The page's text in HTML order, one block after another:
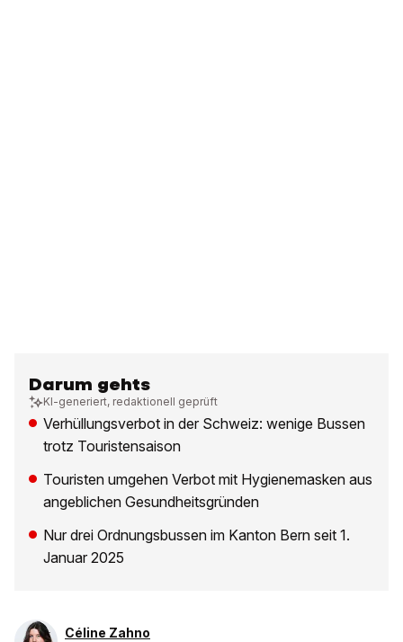
Darum gehts
KI-generiert, redaktionell geprüft
Verhüllungsverbot in der Schweiz: wenige Bussen
trotz Touristensaison
Touristen umgehen Verbot mit Hygienemasken aus
angeblichen Gesundheitsgründen
Nur drei Ordnungsbussen im Kanton Bern seit 1.
Januar 2025
Céline Zahno